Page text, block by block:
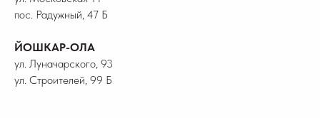
пос. Радужный, 47 Б
ЙОШКАР-ОЛА
ул. Луначарского, 93
ул. Строителей, 99 Б